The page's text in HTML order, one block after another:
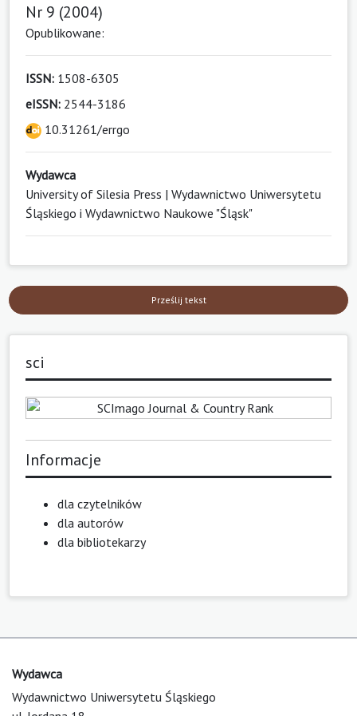
Nr 9 (2004)
Opublikowane:
ISSN: 1508-6305
eISSN: 2544-3186
10.31261/errgo
Wydawca
University of Silesia Press | Wydawnictwo Uniwersytetu
Śląskiego i Wydawnictwo Naukowe "Śląsk"
Prześlij tekst
sci
Informacje
dla czytelników
dla autorów
dla bibliotekarzy
Wydawca
Wydawnictwo Uniwersytetu Śląskiego